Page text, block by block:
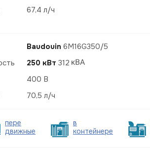
67,4 л/ч
Baudouin 6M16G350/5
250 кВт 312
400 В
70,5 л/ч
пере
движные
в
контейнере